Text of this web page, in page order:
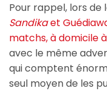
Pour rappel, lors de
Sandikaet
matchs, à domicile
avec le même
qui comptent
seul moyen de les